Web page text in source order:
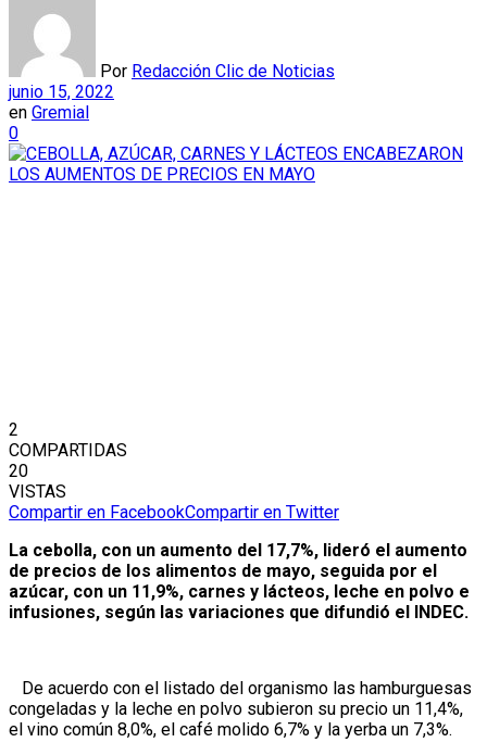
Por Redacción Clic de Noticias
junio 15, 2022
en Gremial
0
2
COMPARTIDAS
20
VISTAS
Compartir en FacebookCompartir en Twitter
La cebolla, con un aumento del 17,7%, lideró el aumento
de precios de los alimentos de mayo, seguida por el
azúcar, con un 11,9%, carnes y lácteos, leche en polvo e
infusiones, según las variaciones que difundió el INDEC.
De acuerdo con el listado del organismo las hamburguesas
congeladas y la leche en polvo subieron su precio un 11,4%,
el vino común 8,0%, el café molido 6,7% y la yerba un 7,3%.